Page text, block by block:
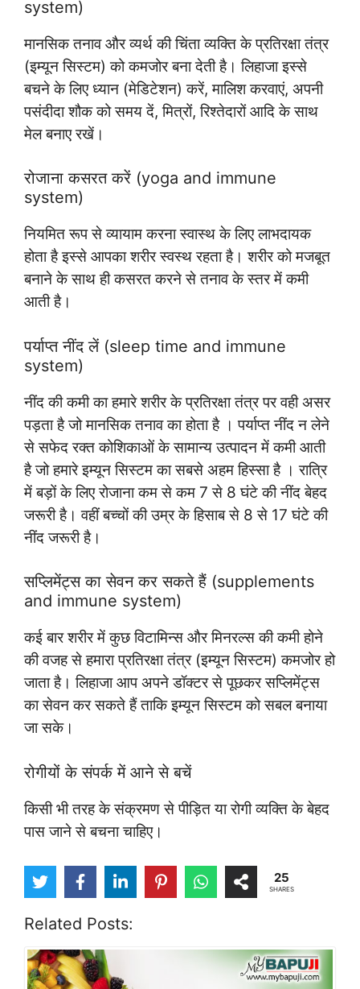
system)
मानसिक तनाव और व्यर्थ की चिंता व्यक्ति के प्रतिरक्षा तंत्र
(इम्यून सिस्टम) को कमजोर बना देती है। लिहाजा इस्से
बचने के लिए ध्यान (मेडिटेशन) करें, मालिश करवाएं, अपनी
पसंदीदा शौक को समय दें, मित्रों, रिश्तेदारों आदि के साथ
मेल बनाए रखें।
रोजाना कसरत करें (yoga and immune
system)
नियमित रूप से व्यायाम करना स्वास्थ के लिए लाभदायक
होता है इस्से आपका शरीर स्वस्थ रहता है। शरीर को मजबूत
बनाने के साथ ही कसरत करने से तनाव के स्तर में कमी
आती है।
पर्याप्त नींद लें (sleep time and immune
system)
नींद की कमी का हमारे शरीर के प्रतिरक्षा तंत्र पर वही असर
पड़ता है जो मानसिक तनाव का होता है । पर्याप्त नींद न लेने
से सफेद रक्त कोशिकाओं के सामान्य उत्पादन में कमी आती
है जो हमारे इम्यून सिस्टम का सबसे अहम हिस्सा है । रात्रि
में बड़ों के लिए रोजाना कम से कम 7 से 8 घंटे की नींद बेहद
जरूरी है। वहीं बच्चों की उम्र के हिसाब से 8 से 17 घंटे की
नींद जरूरी है।
सप्लिमेंट्स का सेवन कर सकते हैं (supplements
and immune system)
कई बार शरीर में कुछ विटामिन्स और मिनरल्स की कमी होने
की वजह से हमारा प्रतिरक्षा तंत्र (इम्यून सिस्टम) कमजोर हो
जाता है। लिहाजा आप अपने डॉक्टर से पूछकर सप्लिमेंट्स
का सेवन कर सकते हैं ताकि इम्यून सिस्टम को सबल बनाया
जा सके।
रोगीयों के संपर्क में आने से बचें
किसी भी तरह के संक्रमण से पीड़ित या रोगी व्यक्ति के बेहद
पास जाने से बचना चाहिए।
25
SHARES
Related Posts: